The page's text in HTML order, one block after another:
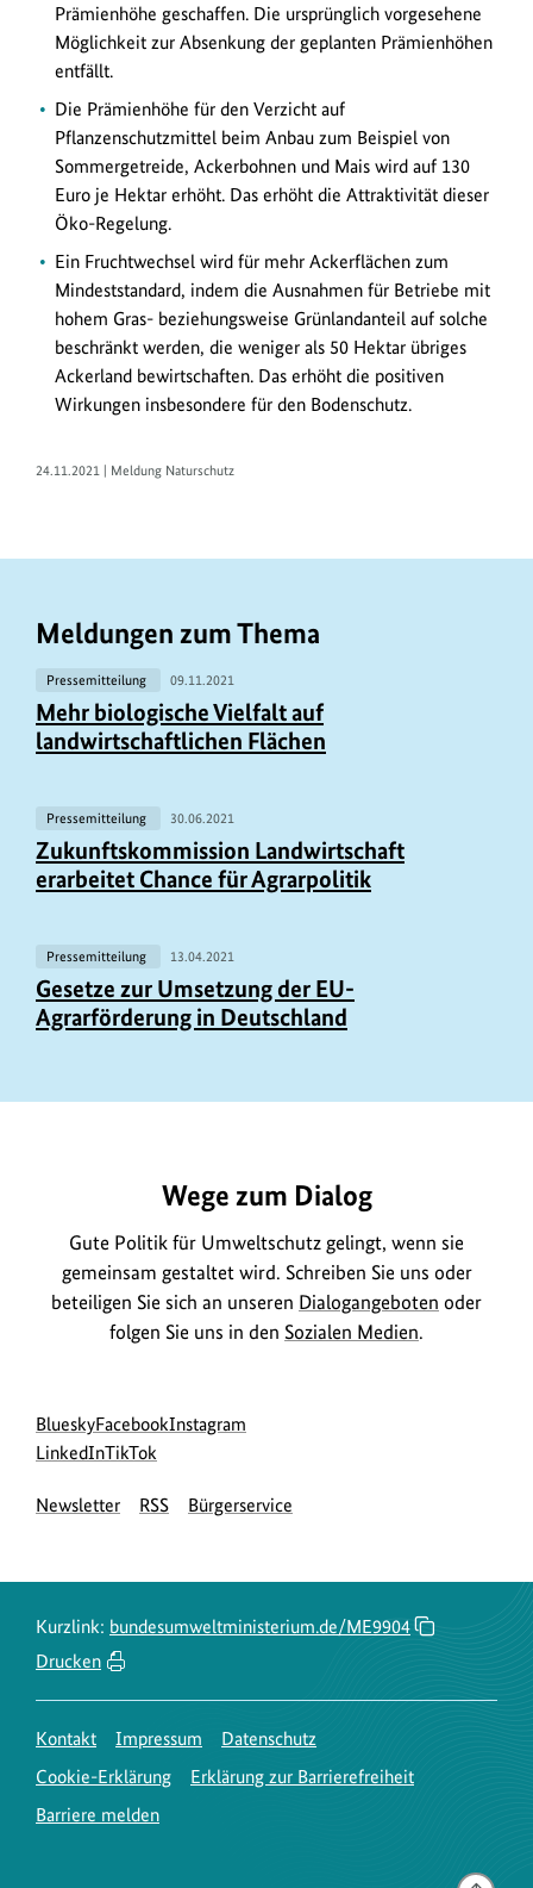
Prämienhöhe geschaffen. Die ursprünglich vorgesehene
Möglichkeit zur Absenkung der geplanten Prämienhöhen
entfällt.
Die Prämienhöhe für den Verzicht auf
Pflanzenschutzmittel beim Anbau zum Beispiel von
Sommergetreide, Ackerbohnen und Mais wird auf 130
Euro je Hektar erhöht. Das erhöht die Attraktivität dieser
Öko-Regelung.
Ein Fruchtwechsel wird für mehr Ackerflächen zum
Mindeststandard, indem die Ausnahmen für Betriebe mit
hohem Gras- beziehungsweise Grünlandanteil auf solche
beschränkt werden, die weniger als 50 Hektar übriges
Ackerland bewirtschaften. Das erhöht die positiven
Wirkungen insbesondere für den Bodenschutz.
24.11.2021 | Meldung Naturschutz
Meldungen zum Thema
Pressemitteilung 09.11.2021
Mehr biologische Vielfalt auf
landwirtschaftlichen Flächen
Pressemitteilung 30.06.2021
Zukunftskommission Landwirtschaft
erarbeitet Chance für Agrarpolitik
Pressemitteilung 13.04.2021
Gesetze zur Umsetzung der EU-
Agrarförderung in Deutschland
Wege zum Dialog
Gute Politik für Umweltschutz gelingt, wenn sie
gemeinsam gestaltet wird. Schreiben Sie uns oder
beteiligen Sie sich an unseren Dialogangeboten oder
folgen Sie uns in den Sozialen Medien.
Social
Media
Blueskyzur
Bluesky-
des
Facebookzur
des
Instagram
des
LinkedInzur
Seite
zur
Seite
TikTok
Newsletter RSS Bürgerservice
Kurzlink: bundesumweltministerium.de/ME9904
Drucken
Kontakt Impressum
Datenschutz
Cookie-Erklärung
Erklärung zur Barrierefreiheit
Barriere melden